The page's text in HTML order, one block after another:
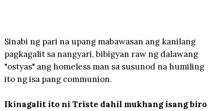
Sinabi ng pari na upang mabawasan ang kanilang
pagkagalit sa nangyari, bibigyan raw ng dalawang
"ostyas" ang homeless man sa susunod na humiling
ito ng isa pang communion.
Ikinagalit ito ni Triste dahil mukhang isang biro